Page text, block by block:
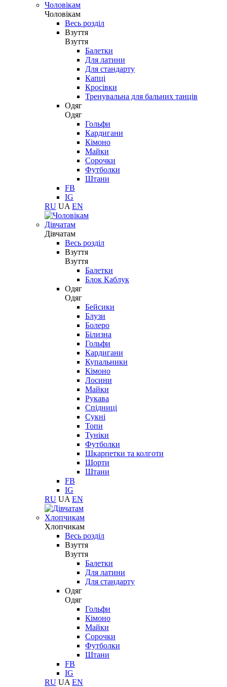
Чоловікам
Чоловікам
Весь розділ
Взуття
Взуття
Балетки
Для латини
Для стандарту
Капці
Кросівки
Тренувальна для бальних танців
Одяг
Одяг
Гольфи
Кардигани
Кімоно
Майки
Сорочки
Футболки
Штани
FB
IG
RU UA EN
Дівчатам
Дівчатам
Весь розділ
Взуття
Взуття
Балетки
Блок Каблук
Одяг
Одяг
Бейсики
Блузи
Болеро
Білизна
Гольфи
Кардигани
Купальники
Кімоно
Лосини
Майки
Рукава
Спідниці
Сукні
Топи
Туніки
Футболки
Шкарпетки та колготи
Шорти
Штани
FB
IG
RU UA EN
Хлопчикам
Хлопчикам
Весь розділ
Взуття
Взуття
Балетки
Для латини
Для стандарту
Одяг
Одяг
Гольфи
Кімоно
Майки
Сорочки
Футболки
Штани
FB
IG
RU UA EN